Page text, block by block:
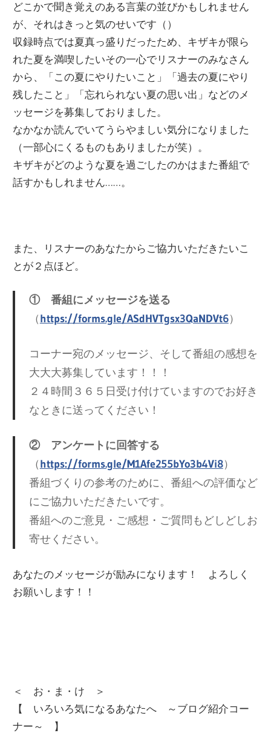
どこかで聞き覚えのある言葉の並びかもしれません
が、それはきっと気のせいです（）
収録時点では夏真っ盛りだったため、キザキが限ら
れた夏を満喫したいその一心でリスナーのみなさん
から、「この夏にやりたいこと」「過去の夏にやり
残したこと」「忘れられない夏の思い出」などのメ
ッセージを募集しておりました。
なかなか読んでいてうらやましい気分になりました
（一部心にくるものもありましたが笑）。
キザキがどのような夏を過ごしたのかはまた番組で
話すかもしれません……。
また、リスナーのあなたからご協力いただきたいこ
とが２点ほど。
① 番組にメッセージを送る
（https://forms.gle/ASdHVTgsx3QaNDVt6）
コーナー宛のメッセージ、そして番組の感想を
大大大募集しています！！！
２４時間３６５日受け付けていますのでお好き
なときに送ってください！
② アンケートに回答する
（https://forms.gle/M1Afe255bYo3b4Vi8）
番組づくりの参考のために、番組への評価など
にご協力いただきたいです。
番組へのご意見・ご感想・ご質問もどしどしお
寄せください。
あなたのメッセージが励みになります！ よろしく
お願いします！！
＜ お・ま・け ＞
【 いろいろ気になるあなたへ ～ブログ紹介コー
ナー～ 】